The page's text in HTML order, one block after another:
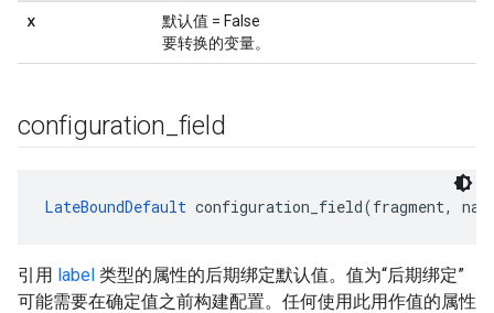
x
默认值 = False
要转换的变量。
configuration field
LateBoundDefault configuration_field(fragment,
引用 label 类型的属性的后期绑定默认值。值为“后期绑定”
可能需要在确定值之前构建配置。任何使用此用作值的属性